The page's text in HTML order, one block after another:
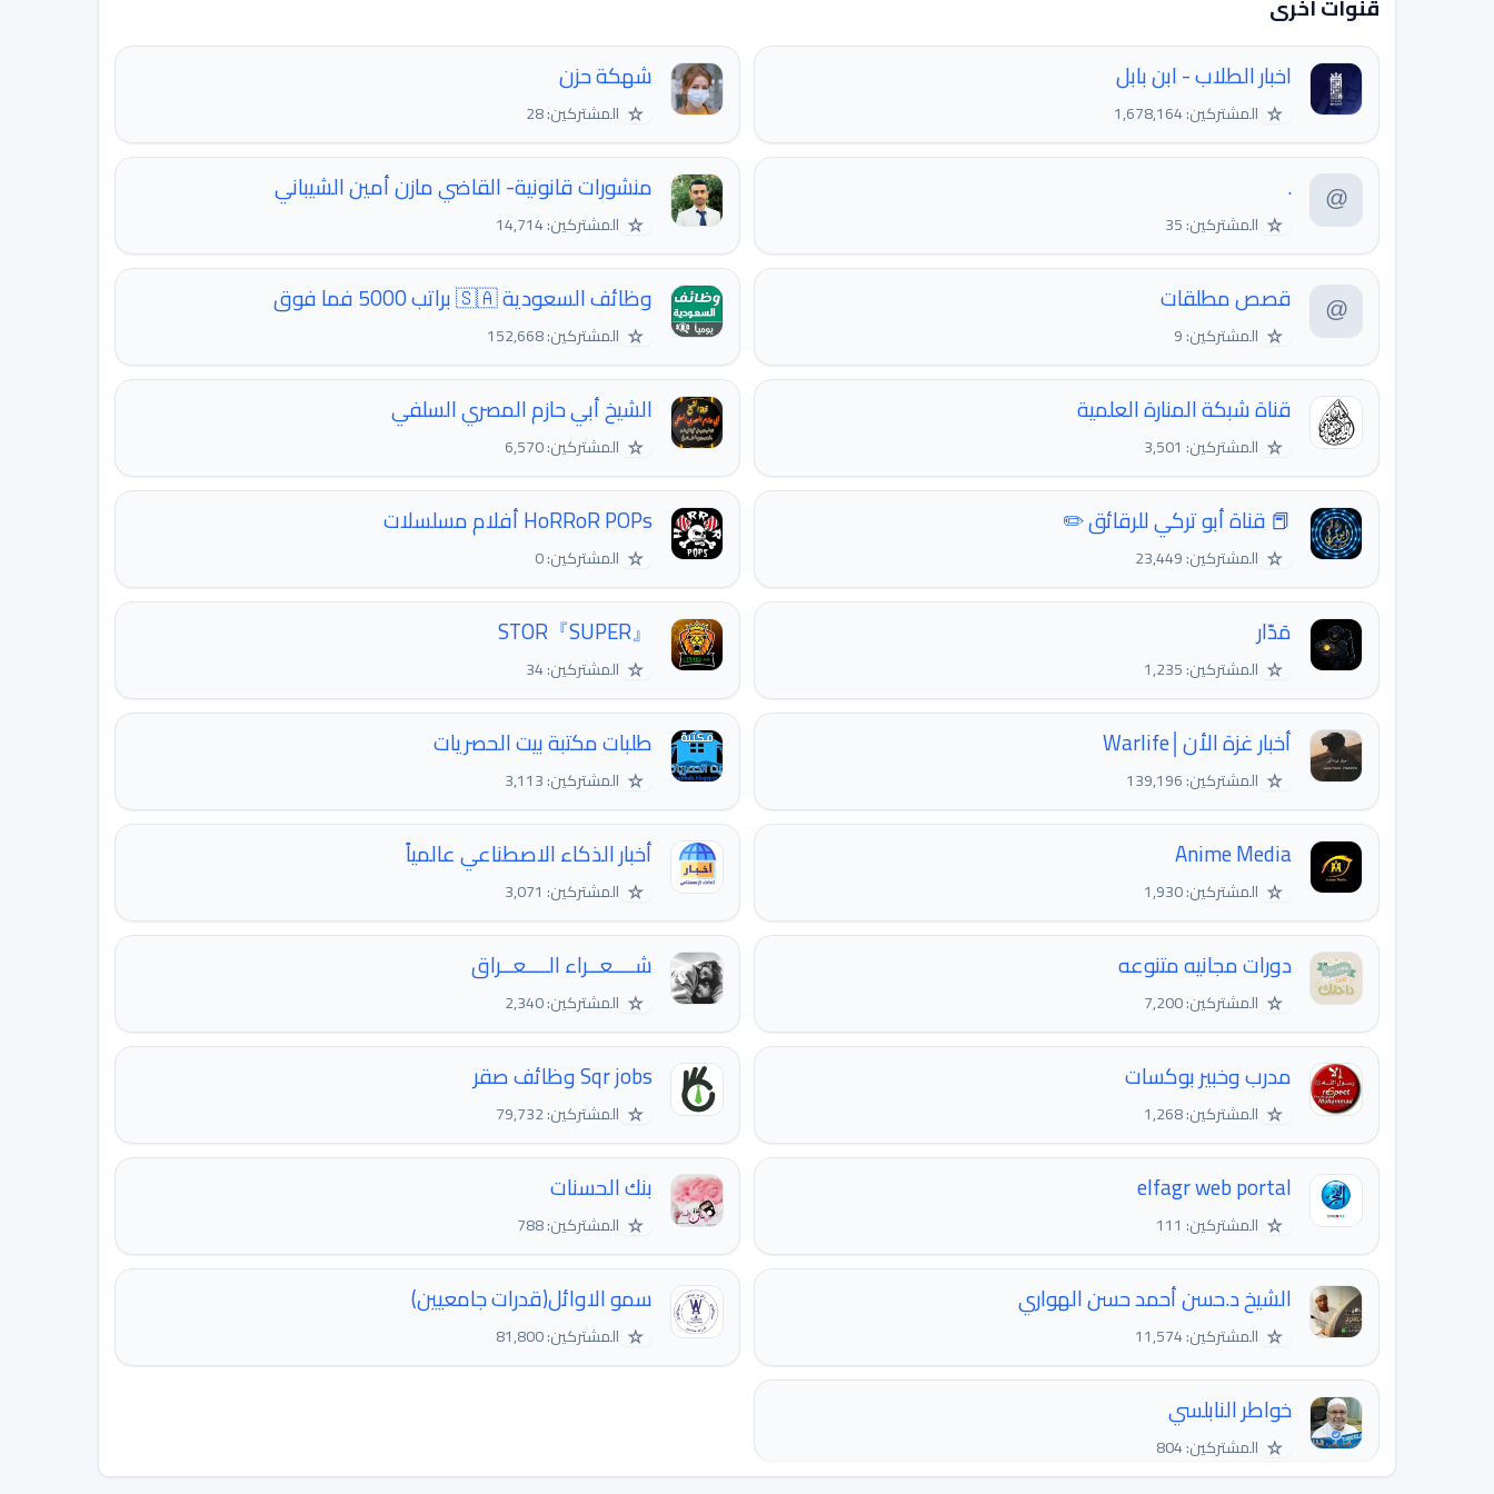
قنوات اخرى
اخبار الطلاب - ابن بابل
☆ المشتركين: 1,678,164
شهكة حزن
☆ المشتركين: 28
.
☆ المشتركين: 35
منشورات قانونية- القاضي مازن أمين الشيباني
☆ المشتركين: 14,714
قصص مطلقات
☆ المشتركين: 9
وظائف السعودية 🇸🇦 براتب 5000 فما فوق
☆ المشتركين: 152,668
قناة شبكة المنارة العلمية
☆ المشتركين: 3,501
الشيخ أبي حازم المصري السلفي
☆ المشتركين: 6,570
📕 قناة أبو تركي للرقائق ✏️
☆ المشتركين: 23,449
HoRRoR POPs أفلام مسلسلات
☆ المشتركين: 0
مَدّار
☆ المشتركين: 1,235
『SUPER』STOR
☆ المشتركين: 34
أخبار غزة الأن│Warlife
☆ المشتركين: 139,196
طلبات مكتبة بيت الحصريات
☆ المشتركين: 3,113
Anime Media
☆ المشتركين: 1,930
أخبار الذكاء الاصطناعي عالمياً
☆ المشتركين: 3,071
دورات مجانيه متنوعه
☆ المشتركين: 7,200
شــــعــراء الــــعــراق
☆ المشتركين: 2,340
مدرب وخبير بوكسات
☆ المشتركين: 1,268
Sqr jobs وظائف صقر
☆ المشتركين: 79,732
elfagr web portal
☆ المشتركين: 111
بنك الحسنات
☆ المشتركين: 788
الشيخ د.حسن أحمد حسن الهواري
☆ المشتركين: 11,574
سمو الاوائل(قدرات جامعيين)
☆ المشتركين: 81,800
خواطر النابلسي
☆ المشتركين: 804